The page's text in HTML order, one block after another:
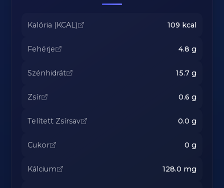
Kalória (KCAL) 109 kcal
Fehérje 4.8 g
Szénhidrát 15.7g
Zsír 0.6 g
Telített Zsírsav 0.0 g
Cukor 0 g
Kálcium 128.0 mg